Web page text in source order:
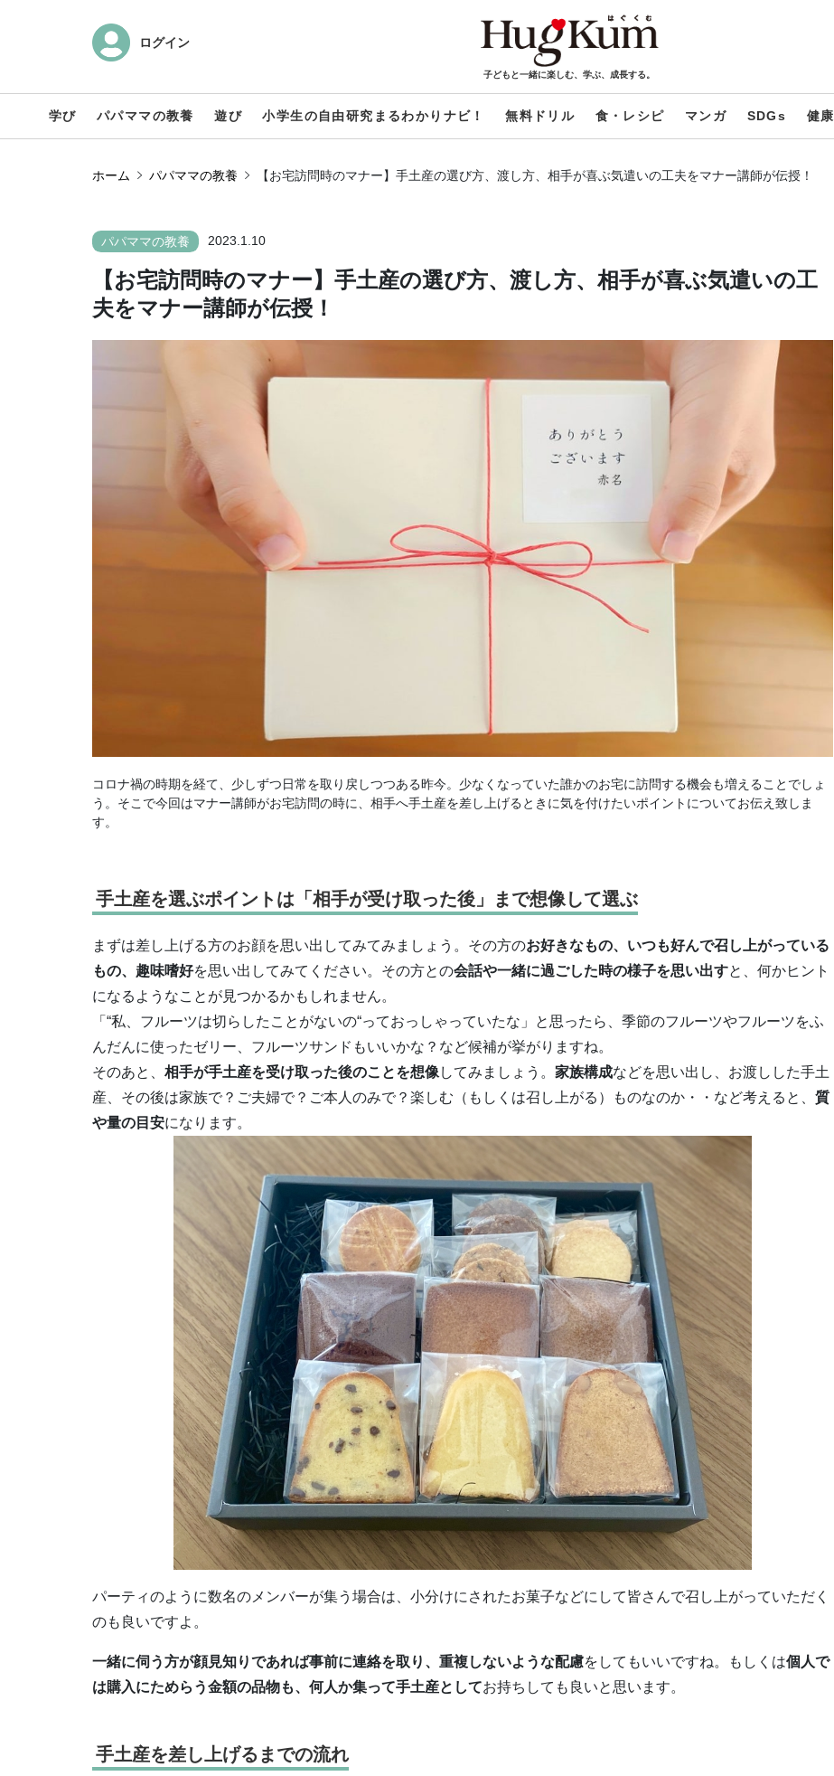
ログイン
子どもと一緒に楽しむ、学ぶ、成長する。
学び パパママの教養 遊び 小学生の自由研究まるわかりナビ！ 無料ドリル 食・レシピ マンガ SDGs 健康
ホーム パパママの教養 【お宅訪問時のマナー】手土産の選び方、渡し方、相手が喜ぶ気遣いの工夫をマナー講師が伝授！
パパママの教養 2023.1.10
【お宅訪問時のマナー】手土産の選び方、渡し方、相手が喜ぶ気遣いの工
夫をマナー講師が伝授！
コロナ禍の時期を経て、少しずつ日常を取り戻しつつある昨今。少なくなっていた誰かのお宅に訪問する機会も増えることでしょ
う。そこで今回はマナー講師がお宅訪問の時に、相手へ手土産を差し上げるときに気を付けたいポイントについてお伝え致しま
す。
手土産を選ぶポイントは「相手が受け取った後」まで想像して選ぶ
まずは差し上げる方のお顔を思い出してみてみましょう。その方のお好きなもの、いつも好んで召し上がっている
もの、趣味嗜好を思い出してみてください。その方との会話や一緒に過ごした時の様子を思い出すと、何かヒント
になるようなことが見つかるかもしれません。
「“私、フルーツは切らしたことがないの“っておっしゃっていたな」と思ったら、季節のフルーツやフルーツをふ
んだんに使ったゼリー、フルーツサンドもいいかな？など候補が挙がりますね。
そのあと、 相手が手土産を受け取った後のことを想像 してみましょう。 家族構成などを思い出し、お渡しした手土
産、その後は家族で？ご夫婦で？ご本人のみで？楽しむ（もしくは召し上がる）ものなのか・・など考えると、 質
や量の目安になります。
パーティのように数名のメンバーが集う場合は、小分けにされたお菓子などにして皆さんで召し上がっていただく
のも良いですよ。
一緒に伺う方が顔見知りであれば事前に連絡を取り、重複しないような配慮をしてもいいですね。もしくは個人で
は購入にためらう金額の品物も、何人か集って手土産としてお持ちしても良いと思います。
手土産を差し上げるまでの流れ